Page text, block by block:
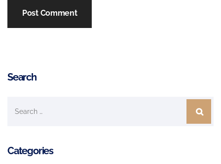
Search
Categories